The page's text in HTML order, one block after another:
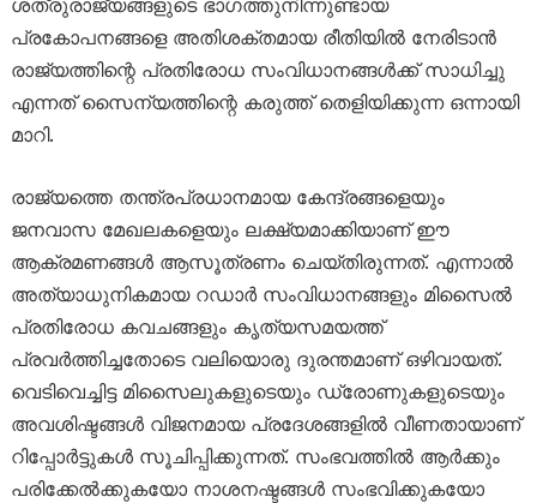
ശത്രുരാജ്യങ്ങളുടെ ഭാഗത്തുനിന്നുണ്ടായ
പ്രകോപനങ്ങളെ അതിശക്തമായ രീതിയിൽ നേരിടാൻ
രാജ്യത്തിന്റെ പ്രതിരോധ സംവിധാനങ്ങൾക്ക് സാധിച്ചു
എന്നത് സൈന്യത്തിന്റെ കരുത്ത് തെളിയിക്കുന്ന ഒന്നായി
മാറി.
രാജ്യത്തെ തന്ത്രപ്രധാനമായ കേന്ദ്രങ്ങളെയും
ജനവാസ മേഖലകളെയും ലക്ഷ്യമാക്കിയാണ് ഈ
ആക്രമണങ്ങൾ ആസൂത്രണം ചെയ്തിരുന്നത്. എന്നാൽ
അത്യാധുനികമായ റഡാർ സംവിധാനങ്ങളും മിസൈൽ
പ്രതിരോധ കവചങ്ങളും കൃത്യസമയത്ത്
പ്രവർത്തിച്ചതോടെ വലിയൊരു ദുരന്തമാണ് ഒഴിവായത്.
വെടിവെച്ചിട്ട മിസൈലുകളുടെയും ഡ്രോണുകളുടെയും
അവശിഷ്ടങ്ങൾ വിജനമായ പ്രദേശങ്ങളിൽ വീണതായാണ്
റിപ്പോർട്ടുകൾ സൂചിപ്പിക്കുന്നത്. സംഭവത്തിൽ ആർക്കും
പരിക്കേൽക്കുകയോ നാശനഷ്ടങ്ങൾ സംഭവിക്കുകയോ